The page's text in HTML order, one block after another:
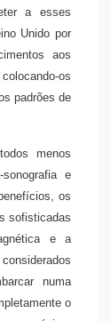
a esses
Unido por
aos
os
padrões de
menos
e
os
sofisticadas
e a
numa
o